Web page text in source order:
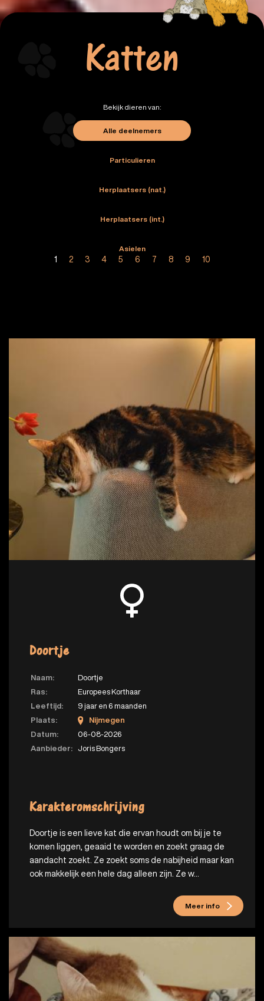
Katten
Bekijk dieren van:
Alle deelnemers
Particulieren
Herplaatsers (nat.)
Herplaatsers (int.)
Asielen
1 2 3 4 5 6 7 8 9 10
Doortje
Naam:
Doortje
Ras:
Europees Korthaar
Leeftijd:
9 jaar en 6 maanden
Plaats:
Nijmegen
Datum:
06-08-2026
Aanbieder:
Joris Bongers
Karakteromschrijving
Doortje is een lieve kat die ervan houdt om bij je te
komen liggen, geaaid te worden en zoekt graag de
aandacht zoekt. Ze zoekt soms de nabijheid maar kan
ook makkelijk een hele dag alleen zijn. Ze w...
Meer info